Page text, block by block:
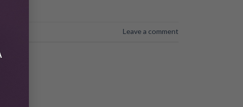
Leave a comment